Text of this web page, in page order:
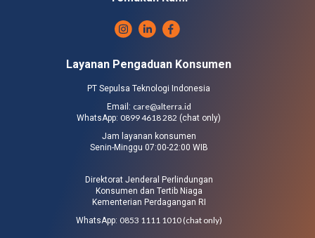
Layanan Pengaduan Konsumen
PT Sepulsa Teknologi Indonesia
Email: care@alterra.id
WhatsApp: 0899 4618 282 (chat only)
Jam layanan konsumen
Senin-Minggu 07:00-22:00 WIB
Direktorat Jenderal Perlindungan
Konsumen dan Tertib Niaga
Kementerian Perdagangan RI
WhatsApp: 0853 1111 1010 (chat only)